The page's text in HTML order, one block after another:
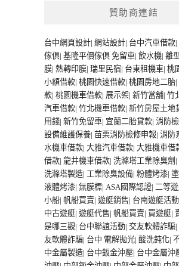
贊助商連結
台中網頁設計| 網站設計| 台中汽車借款|
傢俱| 基隆平價傢俱 免留車| 飲水機| 離
膜| 熱轉印膜| 瑞里民宿| 台東租機車| 桃
小額借款| 桃園快速借款| 桃園房地二胎|
款| 桃園機車借款| 展示架| 新竹當舖| 竹
汽車借款| 竹北機車借款| 新竹房屋土地
用錢| 新竹免留車| 宜蘭二胎貸款| 消防
設備維護保養| 苗栗消防檢修申報| 消防
水機車借款| 大雅汽車借款| 大雅機車借
借款| 龍井機車借款| 洗滌塔工業除臭劑 |
洗滌塔製造| 工業除臭設備| 粉體烤漆|
液體烤漆| 無膜標| ASA國際認證| 二等
小船| 帆船買賣| 遊艇銷售| 台南遊艇活動
中古遊艇| 遊艇代售| 帆船買賣| 買遊艇|
是哪三觀| 台中聯誼活動| 交友軟體詐騙|
友軟體詐騙| 台中 電解拋光| 酸洗鈍化|
中金屬製造| 台中鈑金沖壓| 台中金屬沖